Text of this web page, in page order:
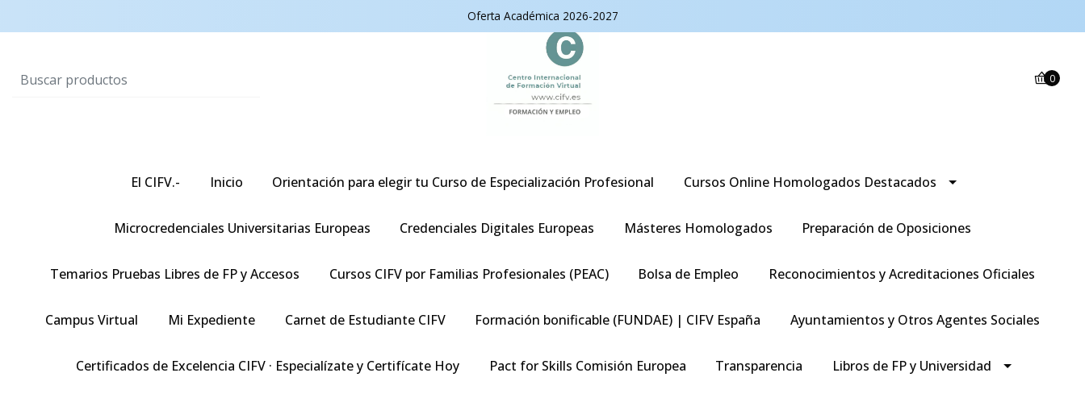
Oferta Académica 2026-2027
0
El CIFV.- Inicio Orientación para elegir tu Curso de Especialización Profesional Cursos Online Homologados Destacados
Microcredenciales Universitarias Europeas Credenciales Digitales Europeas Másteres Homologados Preparación de Oposiciones
Temarios Pruebas Libres de FP y Accesos Cursos CIFV por Familias Profesionales (PEAC) Bolsa de Empleo Reconocimientos y Acreditaciones Oficiales
Campus Virtual Mi Expediente Carnet de Estudiante CIFV Formación bonificable (FUNDAE) | CIFV España Ayuntamientos y Otros Agentes Sociales
Certificados de Excelencia CIFV · Especialízate y Certifícate Hoy Pact for Skills Comisión Europea Transparencia Libros de FP y Universidad